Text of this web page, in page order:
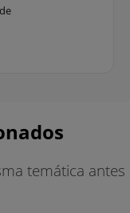
los
temática antes